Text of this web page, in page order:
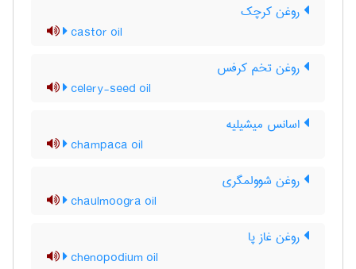
روغن کرچک
castor oil
روغن تخم کرفس
celery-seed oil
اسانس میشیلیه
champaca oil
روغن شوولمگری
chaulmoogra oil
روغن غاز پا
chenopodium oil